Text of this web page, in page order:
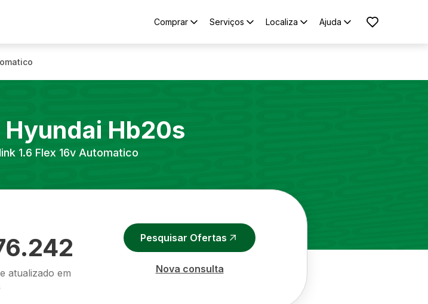
Comprar Serviços Localiza Ajuda
Hyundai Hb20s
1.6 Flex 16v Automatico
atualizado em
Pesquisar Ofertas
Nova consulta